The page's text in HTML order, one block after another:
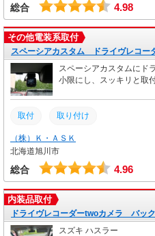
総合 4.98
その他電装系取付
スペーシアカスタム ドライヴレコー
スペーシアカスタムにド
小限にし、スッキリと取
取付 取り付け
（株）Ｋ・ＡＳＫ
北海道旭川市
総合 4.96
内装品取付
ドライヴレコーダーtwoカメラ バッ
スズキ ハスラー